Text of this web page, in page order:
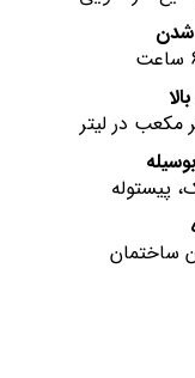
پیستوله
ساختمان